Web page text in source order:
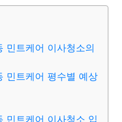
민트케어 이사청소의
민트케어 평수별 예상
민트케어 이사청소 입